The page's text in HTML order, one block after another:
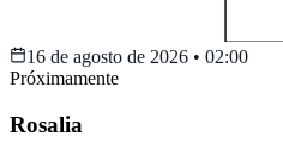
16 de agosto de 2026 • 02:00
Próximamente
Rosalia